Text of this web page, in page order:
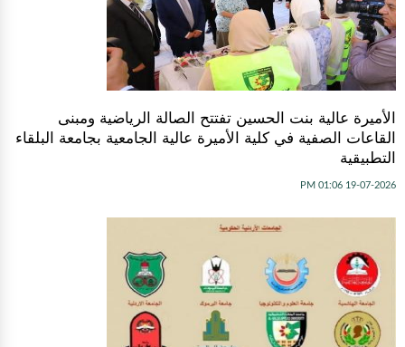
الأميرة عالية بنت الحسين تفتتح الصالة الرياضية ومبنى
القاعات الصفية في كلية الأميرة عالية الجامعية بجامعة البلقاء
التطبيقية
19-07-2026 01:06 PM